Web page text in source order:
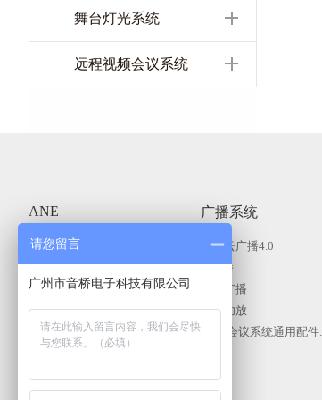
舞台灯光系统
远程视频会议系统
ANE
商用显示系统
KVM分布式系统
公共广播系统
会议（无纸化）系统
舞台灯光系统
专业扩声系统
录播系统
广播系统
智慧云广播4.0
IP广播
智能广播
广播功放
广播|会议系统通用配件...
请您留言
广州市音桥电子科技有限公司